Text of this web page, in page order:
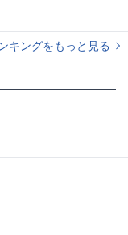
キングをもっと見る